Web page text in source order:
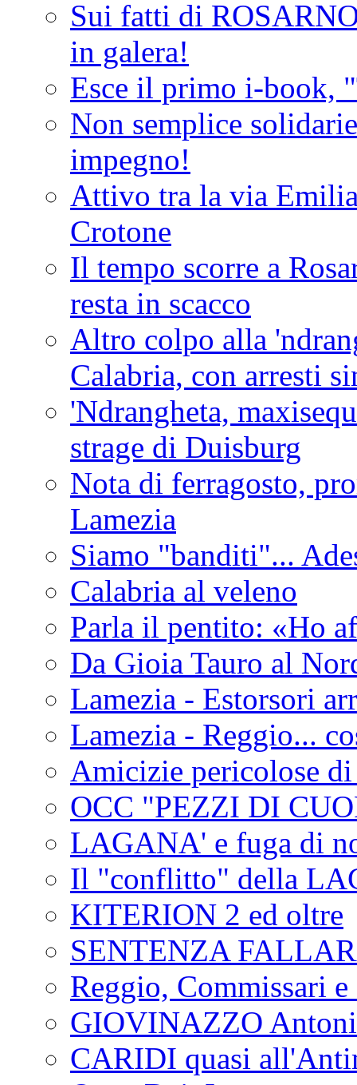
Sui fatti di
in galera!
Esce il primo i-book,
Non semplice
impegno!
Attivo tra la via
Crotone
Il tempo scorre a
resta in scacco
Altro colpo alla
Calabria, con arresti
'Ndrangheta,
strage di Duisburg
Nota di ferragosto,
Lamezia
Siamo "banditi"...
Calabria al veleno
Parla il pentito: «Ho
Da Gioia Tauro al
Lamezia - Estorsori
Lamezia - Reggio...
Amicizie pericolose
OCC "PEZZI DI
LAGANA' e fuga di
Il "conflitto" della
KITERION 2 ed oltre
SENTENZA
Reggio, Commissari
GIOVINAZZO
CARIDI quasi